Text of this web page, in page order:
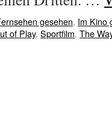
gesehen, Im Kino
of Play, Sportfilm, The